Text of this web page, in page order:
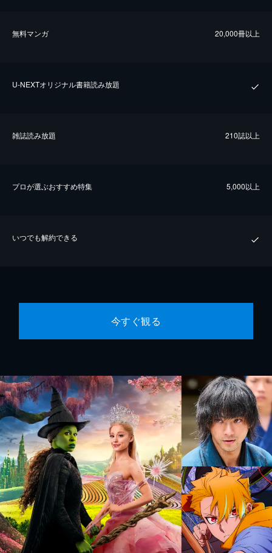
無料マンガ 20,000冊以上
U-NEXTオリジナル書籍読み放題
雑誌読み放題 210誌以上
プロが選ぶおすすめ特集 5,000以上
いつでも解約できる
今すぐ観る